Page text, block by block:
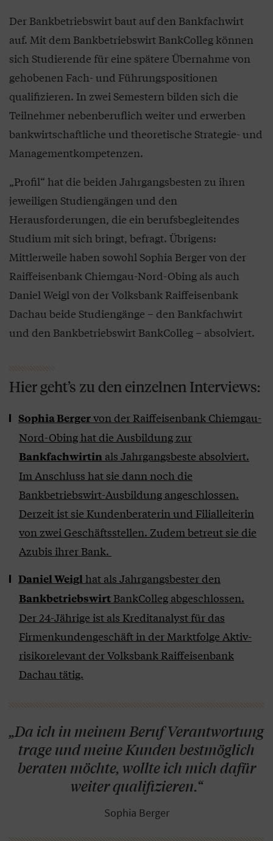
Der Bankbetriebswirt baut auf den Bankfachwirt
auf. Mit dem Bankbetriebswirt BankColleg können
sich Studierende für eine spätere Übernahme von
gehobenen Fach- und Führungspositionen
qualifizieren. In zwei Semestern bilden sich die
Teilnehmer nebenberuflich weiter und erwerben
bankwirtschaftliche und theoretische Strategie- und
Managementkompetenzen.
„Profil“ hat die beiden Jahrgangsbesten zu ihren
jeweiligen Studiengängen und den
Herausforderungen, die ein berufsbegleitendes
Studium mit sich bringt, befragt. Übrigens:
Mittlerweile haben sowohl Sophia Berger von der
Raiffeisenbank Chiemgau-Nord-Obing als auch
Daniel Weigl von der Volksbank Raiffeisenbank
Dachau beide Studiengänge – den Bankfachwirt
und den Bankbetriebswirt BankColleg – absolviert.
Hier geht’s zu den einzelnen Interviews:
Sophia Bergervon der Raiffeisenbank Chiemgau-
Nord-Obing hat die Ausbildung zur
Bankfachwirtin als Jahrgangsbeste absolviert.
Im Anschluss hat sie dann noch die
Bankbetriebswirt-Ausbildung angeschlossen.
Derzeit ist sie Kundenberaterin und Filialleiterin
von zwei Geschäftsstellen. Zudem betreut sie die
Azubis ihrer Bank.
Daniel Weiglhat als Jahrgangsbester den
BankbetriebswirtBankColleg abgeschlossen.
Der 24-Jährige ist als Kreditanalyst für das
Firmenkundengeschäft in der Marktfolge Aktiv-
risikorelevant der Volksbank Raiffeisenbank
Dachau tätig.
„Da ich in meinem Beruf Verantwortung
trage und meine Kunden bestmöglich
beraten möchte, wollte ich mich dafür
weiter qualifizieren.“
Sophia Berger